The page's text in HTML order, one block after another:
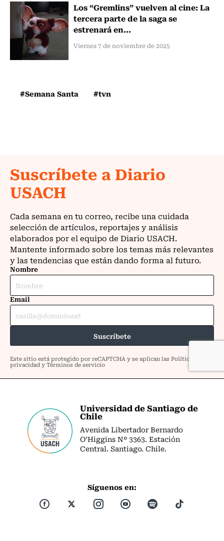
Los “Gremlins” vuelven al cine: La
tercera parte de la saga se
estrenará en...
Viernes 7 de noviembre de 2025
#Semana Santa #tvn
Universidad de Santiago de
Chile
Avenida Libertador Bernardo
O’Higgins Nº 3363. Estación
Central. Santiago. Chile.
Síguenos en: